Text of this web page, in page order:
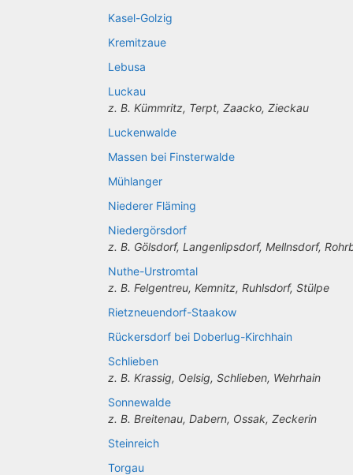
Kasel-Golzig
Kremitzaue
Lebusa
Luckau
z. B. Kümmritz, Terpt, Zaacko, Zieckau
Luckenwalde
Massen bei Finsterwalde
Mühlanger
Niederer Fläming
Niedergörsdorf
z. B. Gölsdorf, Langenlipsdorf, Mellnsdorf,
Nuthe-Urstromtal
z. B. Felgentreu, Kemnitz, Ruhlsdorf, Stülpe
Rietzneuendorf-Staakow
Rückersdorf bei Doberlug-Kirchhain
Schlieben
z. B. Krassig, Oelsig, Schlieben, Wehrhain
Sonnewalde
z. B. Breitenau, Dabern, Ossak, Zeckerin
Steinreich
Torgau